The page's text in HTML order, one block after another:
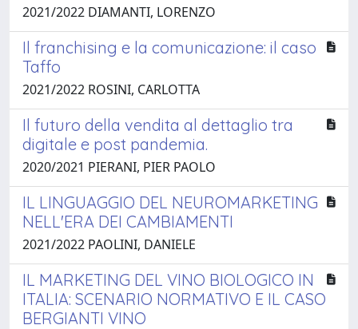
2021/2022 DIAMANTI, LORENZO
Il franchising e la comunicazione: il caso
Taffo
2021/2022 ROSINI, CARLOTTA
Il futuro della vendita al dettaglio tra
digitale e post pandemia.
2020/2021 PIERANI, PIER PAOLO
IL LINGUAGGIO DEL NEUROMARKETING
NELL'ERA DEI CAMBIAMENTI
2021/2022 PAOLINI, DANIELE
IL MARKETING DEL VINO BIOLOGICO IN
ITALIA: SCENARIO NORMATIVO E IL CASO
BERGIANTI VINO